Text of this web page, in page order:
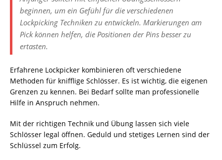
beginnen, um ein Gefühl für die verschiedenen
Lockpicking Techniken zu entwickeln. Markierungen am
Pick können helfen, die Positionen der Pins besser zu
ertasten.
Erfahrene Lockpicker kombinieren oft verschiedene
Methoden für knifflige Schlösser. Es ist wichtig, die eigenen
Grenzen zu kennen. Bei Bedarf sollte man professionelle
Hilfe in Anspruch nehmen.
Mit der richtigen Technik und Übung lassen sich viele
Schlösser legal öffnen. Geduld und stetiges Lernen sind der
Schlüssel zum Erfolg.